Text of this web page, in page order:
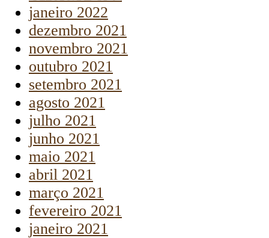
janeiro 2022
dezembro 2021
novembro 2021
outubro 2021
setembro 2021
agosto 2021
julho 2021
junho 2021
maio 2021
abril 2021
março 2021
fevereiro 2021
janeiro 2021